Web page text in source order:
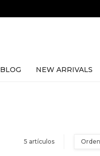
BLOG NEW ARRIVALS
5 artículos